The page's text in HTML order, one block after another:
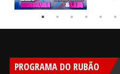
PROGRAMA DO RUBÃO